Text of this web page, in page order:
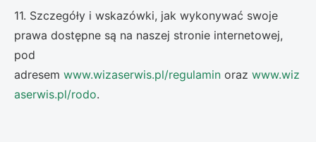
11. Szczegóły i wskazówki, jak wykonywać swoje
prawa dostępne są na naszej stronie internetowej,
pod
adresem www.wizaserwis.pl/regulamin oraz www.wiz
aserwis.pl/rodo.